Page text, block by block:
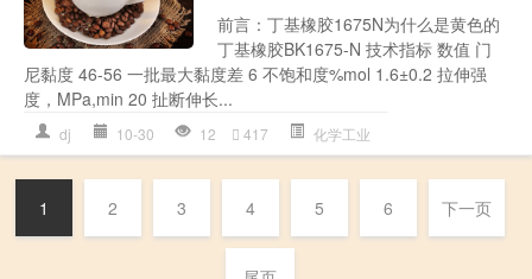
前言：丁基橡胶1675N为什么是黄色的
丁基橡胶BK1675-N 技术指标 数值 门
尼黏度 46-56 一批最大黏度差 6 不饱和度%mol 1.6±0.2 拉伸强
度，MPa,min 20 扯断伸长...
dj 10-30 12 417 化学工业
1 2 3 4 5 6 下一页